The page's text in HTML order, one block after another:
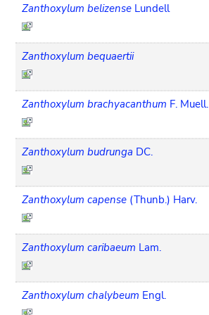
Zanthoxylum belizense Lundell
Zanthoxylum bequaertii
Zanthoxylum brachyacanthum F. Muell.
Zanthoxylum budrunga DC.
Zanthoxylum capense (Thunb.) Harv.
Zanthoxylum caribaeum Lam.
Zanthoxylum chalybeum Engl.